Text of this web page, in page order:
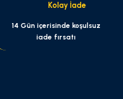
Kolay İade
14 Gün içerisinde koşulsuz
iade fırsatı